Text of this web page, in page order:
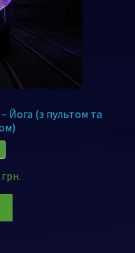
Йога (з пультом та
грн.